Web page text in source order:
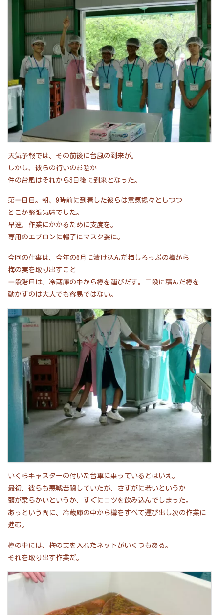
天気予報では、その前後に台風の到来が。
しかし、彼らの行いのお陰か
件の台風はそれから3日後に到来となった。
第一日目。朝、9時前に到着した彼らは意気揚々としつつ
どこか緊張気味でした。
早速、作業にかかるために支度を。
専用のエプロンに帽子にマスク姿に。
今回の仕事は、今年の6月に漬け込んだ梅しろっぷの樽から
梅の実を取り出すこと
一段階目は、冷蔵庫の中から樽を運びだす。二段に積んだ樽を
動かすのは大人でも容易ではない。
いくらキャスターの付いた台車に乗っているとはいえ。
最初、彼らも悪戦苦闘していたが、さすがに若いというか
頭が柔らかいというか、すぐにコツを飲み込んでしまった。
あっという間に、冷蔵庫の中から樽をすべて運び出し次の作業に
進む。
樽の中には、梅の実を入れたネットがいくつもある。
それを取り出す作業だ。